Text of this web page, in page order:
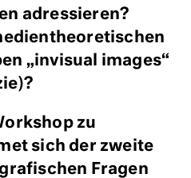
adressieren?
„invisual images“
zu
sich der zweite
Fragen